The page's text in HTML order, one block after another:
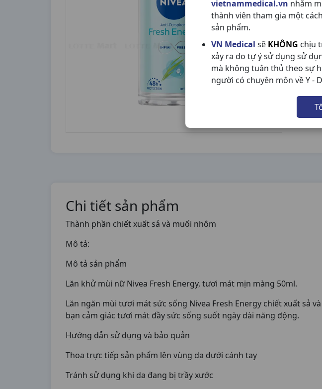
vietnammedical.vn nhằm
thành viên tham gia một
sản phẩm.
VN Medical sẽ KHÔNG chịu
xảy ra do tự ý sử dụng sử
mà không tuân thủ theo sự
người có chuyên môn về Y -
Chi tiết sản phẩm
Thành phần chiết xuất sả và muối nhôm
Mô tả:
Mô tả sản phẩm
Lăn khử mùi nữ Nivea Fresh Energy, tươi mát mịn màng 50ml.
Lăn ngăn mùi tươi mát sức sống Nivea Fresh Energy chiết xuất sả
bạn cảm giác tươi mát đầy sức sống suốt ngày dài năng động.
Hướng dẫn sử dụng và bảo quản
Thoa trực tiếp sản phẩm lên vùng da dưới cánh tay
Tránh sử dụng khi da đang bị trầy xước